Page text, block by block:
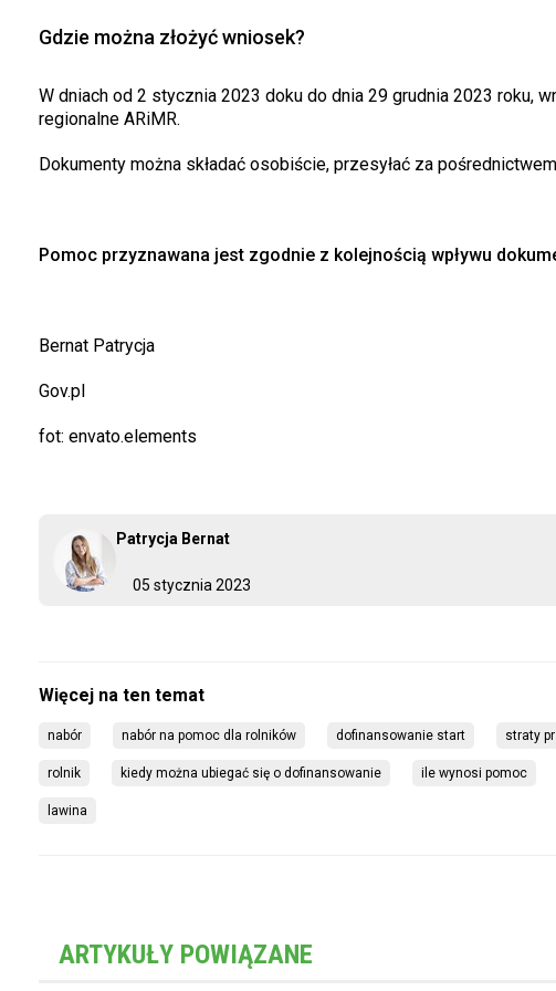
05 stycznia 2023
Patrycja Bernat
Gdzie można złożyć wniosek?
W dniach od 2 stycznia 2023 doku do dnia 29 grudnia 2023 roku,
regionalne ARiMR.
Dokumenty można składać osobiście, przesyłać za
Pomoc przyznawana jest zgodnie z kolejnością wpływu
Bernat Patrycja
Gov.pl
fot: envato.elements
nabór nabór na pomoc dla rolników dofinansowanie start straty
rolnik kiedy można ubiegać się o dofinansowanie ile wynosi pomoc
lawina
ARTYKUŁY POWIĄZANE